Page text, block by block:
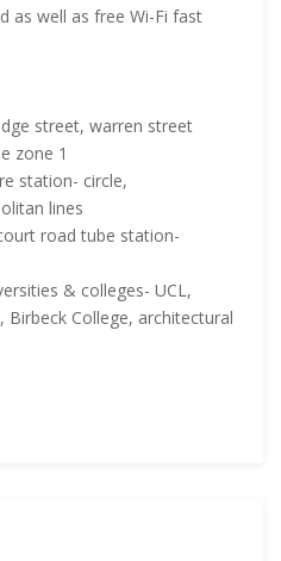
as well as free Wi-Fi fast
street, warren street
zone 1
station- circle,
lines
road tube station-
& colleges- UCL,
Birbeck College, architectural